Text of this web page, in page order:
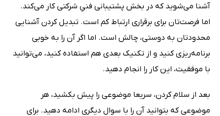
آشنا می‌شوید که در بخش پشتیبانی فنیِ شرکتی کار می‌کند.
اما فرصت‌تان برای برقراری ارتباط کم است. تبدیل کردن آشنایی
محدودتان به دوستی، چالش است. اما اگر آن را به خوبی
برنامه‌ریزی کنید و از تکنیک بعدی هم استفاده کنید، می‌توانید
با موفقیت، این کار را انجام دهید.
بعد از سلام کردن، سریعا موضوعی را پیش بکشید، هر
موضوعی که بتوانید آن را با سوال دیگری ادامه دهید. برای